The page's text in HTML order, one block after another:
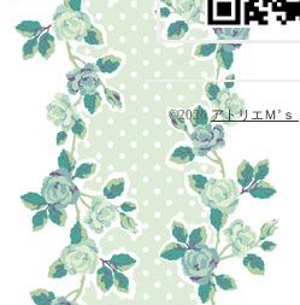
©2026アトリエＭ’ｓ